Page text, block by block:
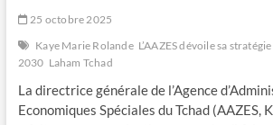
25 octobre 2025
Kaye Marie Rolande L’AAZES dévoile sa
2030 Laham Tchad
La directrice générale de l’Agence
Economiques Spéciales du Tchad (AAZES,